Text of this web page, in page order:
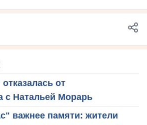
от
с Натальей Морарь
важнее памяти: жители